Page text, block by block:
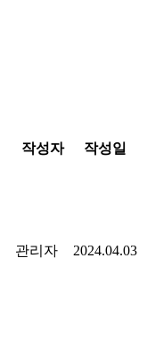
작성자 작성일
관리자 2024.04.03